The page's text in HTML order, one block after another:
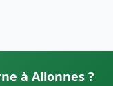
à Allonnes ?